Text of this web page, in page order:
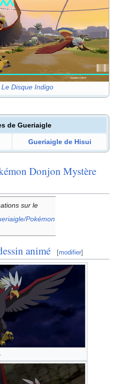
Le Disque Indigo
de Gueriaigle
Gueriaigle de Hisui
Donjon Mystère
sur le
Pokémon
animé [modifier]